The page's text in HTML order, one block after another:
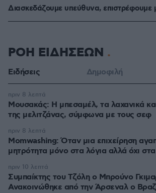
Διασκεδάζουμε υπεύθυνα, επιστρέφουμε
ΡΟΗ ΕΙΔΗΣΕΩΝ
Ειδήσεις Δημοφιλή
Μουσακάς: Η μπεσαμέλ, τα λαχανικά
της μελιτζάνας, σύμφωνα με τους σεφ
πριν 8 λεπτά
Momwashing: Όταν μια επιχείρηση
μητρότητα μόνο στα λόγια αλλά όχι
πριν 8 λεπτά
Συμπαίκτης του Τζόλη ο Μπρούνο
Ανακοινώθηκε από την Άρσεναλ ο
πριν 10 λεπτά